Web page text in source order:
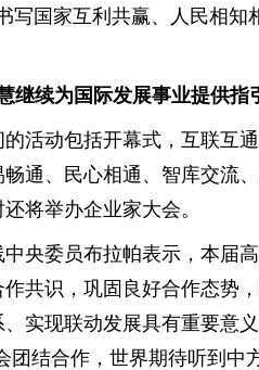
写国家互利共赢、人民相
继续为国际发展事业提供指
活动包括开幕式，互联互
通、民心相通、智库交流
将举办企业家大会。
央委员布拉帕表示，本届
共识，巩固良好合作态势
实现联动发展具有重要意
团结合作，世界期待听到